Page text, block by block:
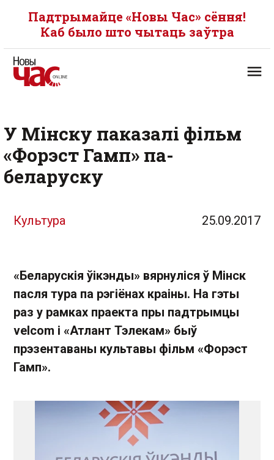
Падтрымайце «Новы Час» сёння!
Каб было што чытаць заўтра
У Мінску паказалі фільм
«Форэст Гамп» па-
беларуску
Культура 25.09.2017
«Беларускія ўікэнды» вярнуліся ў Мінск
пасля тура па рэгіёнах краіны. На гэты
раз у рамках праекта пры падтрымцы
velcom і «Атлант Тэлекам» быў
прэзентаваны культавы фільм «Форэст
Гамп».